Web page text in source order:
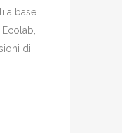
a base
di